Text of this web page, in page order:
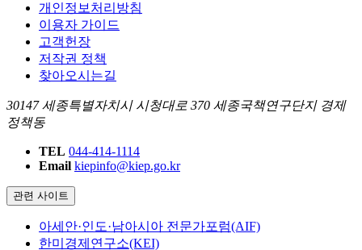
개인정보처리방침
이용자 가이드
고객헌장
저작권 정책
찾아오시는길
30147 세종특별자치시 시청대로 370 세종국책연구단지 경제
정책동
TEL 044-414-1114
Email kiepinfo@kiep.go.kr
관련 사이트
아세안·인도·남아시아 전문가포럼(AIF)
한미경제연구소(KEI)